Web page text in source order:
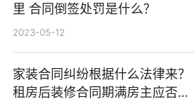
里 合同倒签处罚是什么？
2023-05-12
家装合同纠纷根据什么法律来？
租房后装修合同期满房主应否补